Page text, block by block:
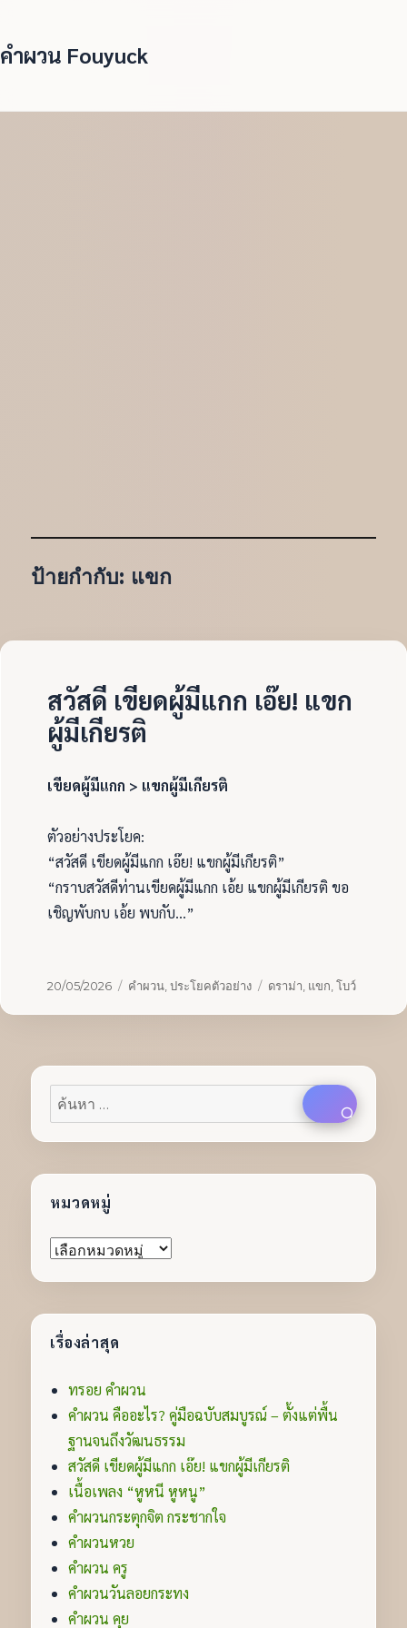
คำผวน Fouyuck
ป้ายกำกับ: แขก
สวัสดี เขียดผู้มีแกก เอ๊ย! แขก
ผู้มีเกียรติ
เขียดผู้มีแกก > แขกผู้มีเกียรติ
ตัวอย่างประโยค:
“สวัสดี เขียดผู้มีแกก เอ๊ย! แขกผู้มีเกียรติ”
“กราบสวัสดีท่านเขียดผู้มีแกก เอ้ย แขกผู้มีเกียรติ ขอ
เชิญพับกบ เอ้ย พบกับ…”
เขียน
20/05/2026
หมวด
คำผวน ,ประโยคตัวอย่าง
ป้าย
ดราม่า แขก ,โบว์
ค้นหา:
ค้นหา
หมวดหมู่
หมวด
เรื่องล่าสุด
ทรอย คำผวน
คำผวน คืออะไร? คู่มือฉบับสมบูรณ์ – ตั้งแต่พื้น
ฐานจนถึงวัฒนธรรม
สวัสดี เขียดผู้มีแกก เอ๊ย! แขกผู้มีเกียรติ
เนื้อเพลง “หูหนี หูหนู”
คำผวนกระตุกจิต กระชากใจ
คำผวนหวย
คำผวน ครู
คำผวนวันลอยกระทง
คำผวน คุย